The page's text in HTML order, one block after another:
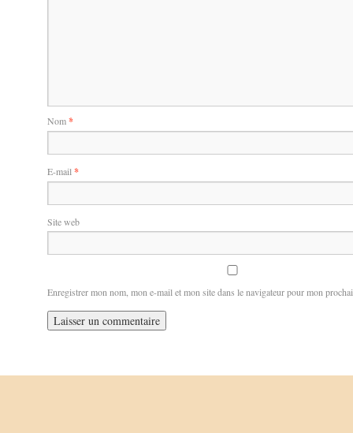
Nom*
E-mail *
Site web
Enregistrer mon nom, mon e-mail et mon site dans le navigateur pour mon